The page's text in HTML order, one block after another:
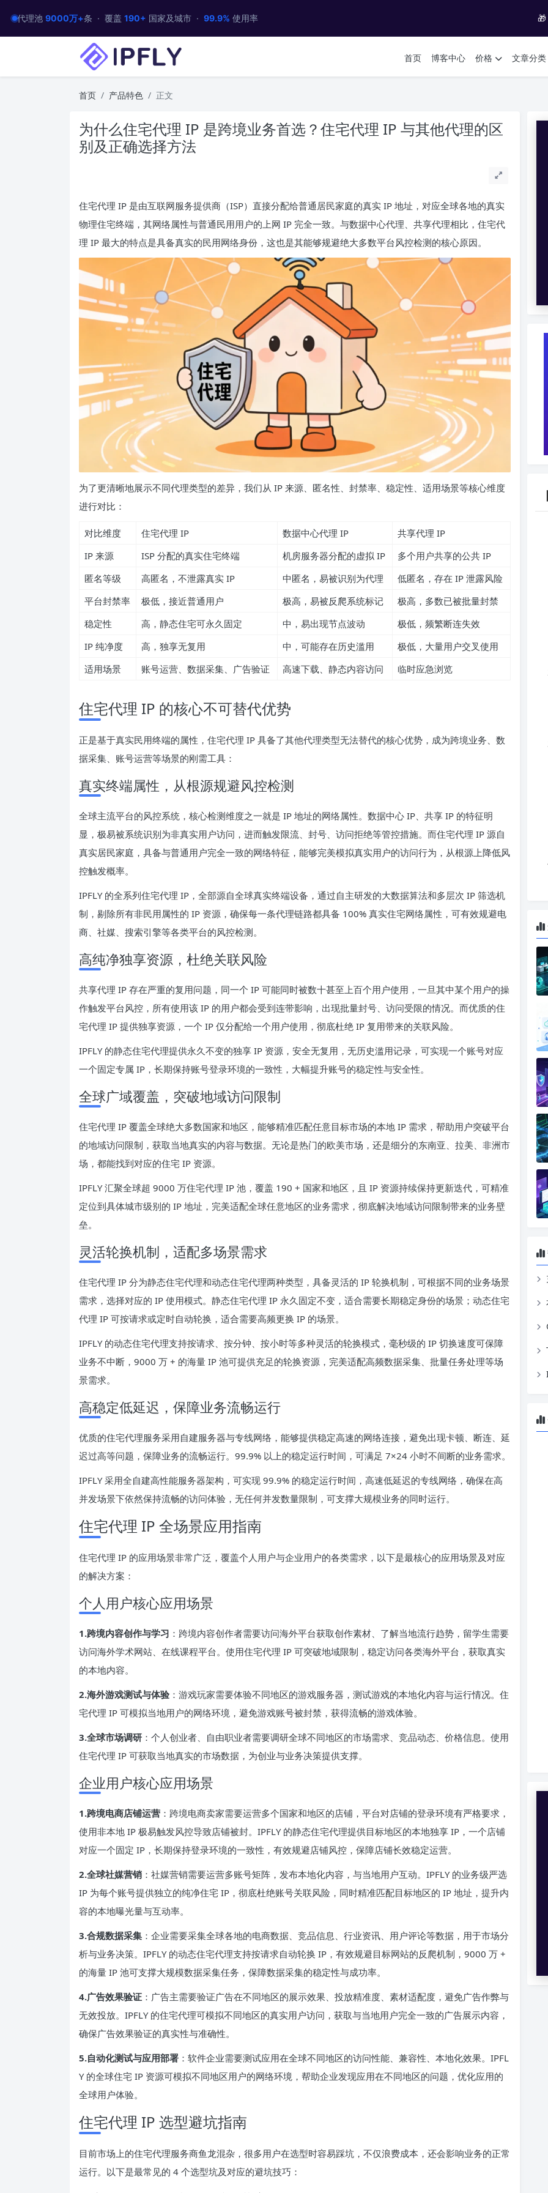
代理池 9000万+条 · 覆盖 190+ 国家及城市 · 99.9% 使用率 🎁
首页 博客中心 价格 文章分类
首页 产品特色 正文
为什么住宅代理 IP 是跨境业务首选？住宅代理 IP 与其他代理的区
别及正确选择方法
住宅代理 IP 是由互联网服务提供商（ISP）直接分配给普通居民家庭的真实 IP 地址，对应全球各地的真实
物理住宅终端，其网络属性与普通民用用户的上网 IP 完全一致。与数据中心代理、共享代理相比，住宅代
理 IP 最大的特点是具备真实的民用网络身份，这也是其能够规避绝大多数平台风控检测的核心原因。
为了更清晰地展示不同代理类型的差异，我们从 IP 来源、匿名性、封禁率、稳定性、适用场景等核心维度
进行对比：
对比维度 住宅代理 IP 数据中心代理 IP
共享代理 IP
IP 来源
ISP 分配的真实住宅终端 机房服务器分配的虚拟 IP
多个用户共享的公共 IP
匿名等级
高匿名，不泄露真实 IP 中匿名，易被识别为代理
低匿名，存在 IP 泄露风险
平台封禁率
极低，接近普通用户 极高，易被反爬系统标记
极高，多数已被批量封禁
稳定性
高，静态住宅可永久固定 中，易出现节点波动
极低，频繁断连失效
IP 纯净度
高，独享无复用 中，可能存在历史滥用
极低，大量用户交叉使用
适用场景
账号运营、数据采集、广告验证 高速下载、静态内容访问 临时应急浏览
住宅代理 IP 的核心不可替代优势
正是基于真实民用终端的属性，住宅代理 IP 具备了其他代理类型无法替代的核心优势，成为跨境业务、数
据采集、账号运营等场景的刚需工具：
真实终端属性，从根源规避风控检测
全球主流平台的风控系统，核心检测维度之一就是 IP 地址的网络属性。数据中心 IP、共享 IP 的特征明
显，极易被系统识别为非真实用户访问，进而触发限流、封号、访问拒绝等管控措施。而住宅代理 IP 源自
真实居民家庭，具备与普通用户完全一致的网络特征，能够完美模拟真实用户的访问行为，从根源上降低风
控触发概率。
IPFLY 的全系列住宅代理 IP，全部源自全球真实终端设备，通过自主研发的大数据算法和多层次 IP 筛选机
制，剔除所有非民用属性的 IP 资源，确保每一条代理链路都具备 100% 真实住宅网络属性，可有效规避电
商、社媒、搜索引擎等各类平台的风控检测。
高纯净独享资源，杜绝关联风险
共享代理 IP 存在严重的复用问题，同一个 IP 可能同时被数十甚至上百个用户使用，一旦其中某个用户的操
作触发平台风控，所有使用该 IP 的用户都会受到连带影响，出现批量封号、访问受限的情况。而优质的住
宅代理 IP 提供独享资源，一个 IP 仅分配给一个用户使用，彻底杜绝 IP 复用带来的关联风险。
IPFLY 的静态住宅代理提供永久不变的独享 IP 资源，安全无复用，无历史滥用记录，可实现一个账号对应
一个固定专属 IP，长期保持账号登录环境的一致性，大幅提升账号的稳定性与安全性。
全球广域覆盖，突破地域访问限制
住宅代理 IP 覆盖全球绝大多数国家和地区，能够精准匹配任意目标市场的本地 IP 需求，帮助用户突破平台
的地域访问限制，获取当地真实的内容与数据。无论是热门的欧美市场，还是细分的东南亚、拉美、非洲市
场，都能找到对应的住宅 IP 资源。
IPFLY 汇聚全球超 9000 万住宅代理 IP 池，覆盖 190 + 国家和地区，且 IP 资源持续保持更新迭代，可精准
定位到具体城市级别的 IP 地址，完美适配全球任意地区的业务需求，彻底解决地域访问限制带来的业务壁
垒。
灵活轮换机制，适配多场景需求
住宅代理 IP 分为静态住宅代理和动态住宅代理两种类型，具备灵活的 IP 轮换机制，可根据不同的业务场景
需求，选择对应的 IP 使用模式。静态住宅代理 IP 永久固定不变，适合需要长期稳定身份的场景；动态住宅
代理 IP 可按请求或定时自动轮换，适合需要高频更换 IP 的场景。
IPFLY 的动态住宅代理支持按请求、按分钟、按小时等多种灵活的轮换模式，毫秒级的 IP 切换速度可保障
业务不中断，9000 万 + 的海量 IP 池可提供充足的轮换资源，完美适配高频数据采集、批量任务处理等场
景需求。
高稳定低延迟，保障业务流畅运行
优质的住宅代理服务采用自建服务器与专线网络，能够提供稳定高速的网络连接，避免出现卡顿、断连、延
迟过高等问题，保障业务的流畅运行。99.9% 以上的稳定运行时间，可满足 7×24 小时不间断的业务需求。
IPFLY 采用全自建高性能服务器架构，可实现 99.9% 的稳定运行时间，高速低延迟的专线网络，确保在高
并发场景下依然保持流畅的访问体验，无任何并发数量限制，可支撑大规模业务的同时运行。
住宅代理 IP 全场景应用指南
住宅代理 IP 的应用场景非常广泛，覆盖个人用户与企业用户的各类需求，以下是最核心的应用场景及对应
的解决方案：
个人用户核心应用场景
1.跨境内容创作与学习 ：跨境内容创作者需要访问海外平台获取创作素材、了解当地流行趋势，留学生需要
访问海外学术网站、在线课程平台。使用住宅代理 IP 可突破地域限制，稳定访问各类海外平台，获取真实
的本地内容。
2.海外游戏测试与体验：游戏玩家需要体验不同地区的游戏服务器，测试游戏的本地化内容与运行情况。住
宅代理 IP 可模拟当地用户的网络环境，避免游戏账号被封禁，获得流畅的游戏体验。
3.全球市场调研 ：个人创业者、自由职业者需要调研全球不同地区的市场需求、竞品动态、价格信息。使用
住宅代理 IP 可获取当地真实的市场数据，为创业与业务决策提供支撑。
企业用户核心应用场景
1.跨境电商店铺运营 ：跨境电商卖家需要运营多个国家和地区的店铺，平台对店铺的登录环境有严格要求，
使用非本地 IP 极易触发风控导致店铺被封。IPFLY 的静态住宅代理提供目标地区的本地独享 IP，一个店铺
对应一个固定 IP，长期保持登录环境的一致性，有效规避店铺风控，保障店铺长效稳定运营。
2.全球社媒营销 ：社媒营销需要运营多账号矩阵，发布本地化内容，与当地用户互动。IPFLY 的业务级严选
IP 为每个账号提供独立的纯净住宅 IP，彻底杜绝账号关联风险，同时精准匹配目标地区的 IP 地址，提升内
容的本地曝光量与互动率。
3.合规数据采集 ：企业需要采集全球各地的电商数据、竞品信息、行业资讯、用户评论等数据，用于市场分
析与业务决策。IPFLY 的动态住宅代理支持按请求自动轮换 IP，有效规避目标网站的反爬机制，9000 万 +
的海量 IP 池可支撑大规模数据采集任务，保障数据采集的稳定性与成功率。
4.广告效果验证 ：广告主需要验证广告在不同地区的展示效果、投放精准度、素材适配度，避免广告作弊与
无效投放。IPFLY 的住宅代理可模拟不同地区的真实用户访问，获取与当地用户完全一致的广告展示内容，
确保广告效果验证的真实性与准确性。
5.自动化测试与应用部署 ：软件企业需要测试应用在全球不同地区的访问性能、兼容性、本地化效果。IPFL
Y 的全球住宅 IP 资源可模拟不同地区用户的网络环境，帮助企业发现应用在不同地区的问题，优化应用的
全球用户体验。
住宅代理 IP 选型避坑指南
目前市场上的住宅代理服务商鱼龙混杂，很多用户在选型时容易踩坑，不仅浪费成本，还会影响业务的正常
运行。以下是最常见的 4 个选型坑及对应的避坑技巧：